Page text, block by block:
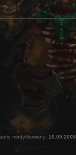
modyfikowany:16.09.2008